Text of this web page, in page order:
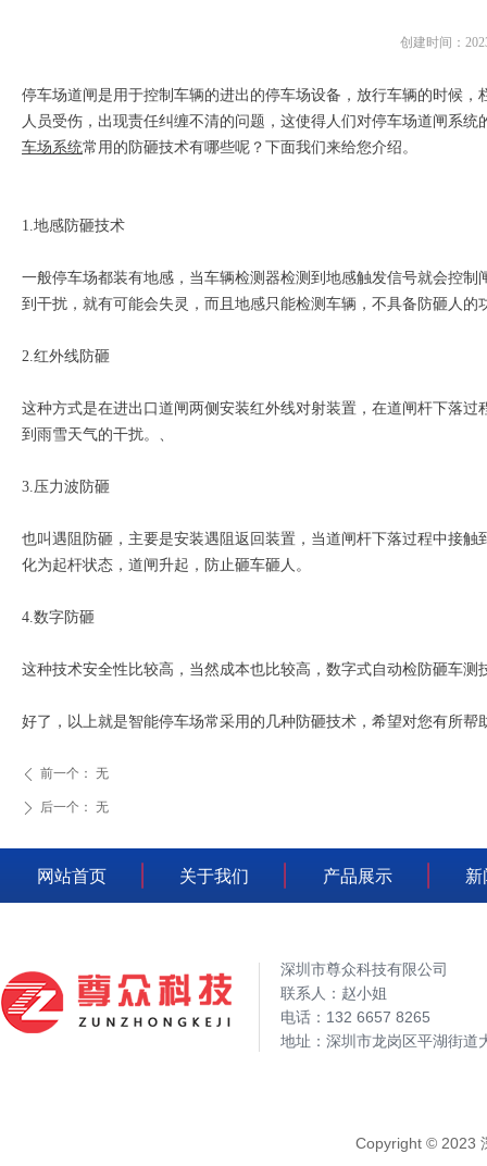
停车场道闸是用于控制车辆的进出的停车场设备，放行车辆的时候
人员受伤，出现责任纠缠不清的问题，这使得人们对停车场道闸系
车场系统常用的防砸技术有哪些呢？下面我们来给您介绍。
1.地感防砸技术
一般停车场都装有地感，当车辆检测器检测到地感触发信号就会控
到干扰，就有可能会失灵，而且地感只能检测车辆，不具备防砸人的
2.红外线防砸
这种方式是在进出口道闸两侧安装红外线对射装置，在道闸杆下落
到雨雪天气的干扰。、
3.压力波防砸
也叫遇阻防砸，主要是安装遇阻返回装置，当道闸杆下落过程中接
化为起杆状态，道闸升起，防止砸车砸人。
4.数字防砸
这种技术安全性比较高，当然成本也比较高，数字式自动检防砸车
好了，以上就是智能停车场常采用的几种防砸技术，希望对您有所帮
创建时间：
ꄴ 前一个： 无
ꄲ 后一个： 无
网站首页 关于我们 产品展示 新
深圳市尊众科技有限公司
联系人：赵小姐
电话：132 6657 8265
地址：深圳市龙岗区平湖街道
Copyright © 2023